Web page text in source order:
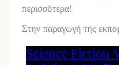
περισσότερα!
Στην παραγωγή της